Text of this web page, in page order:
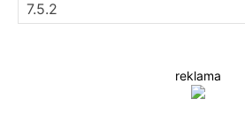
reklama